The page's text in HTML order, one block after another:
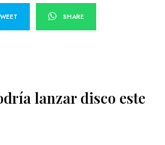
SHARE
lanzar disco este